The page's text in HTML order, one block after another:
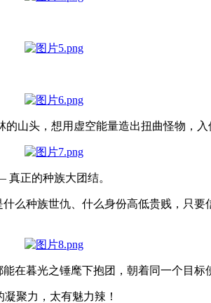
山头，想用虚空能量造出扭曲怪物，入
正的种族大团结。
么种族世仇、什么身份高低贵贱，只
在暮光之锤麾下抱团，朝着同一个目标
聚力，太有魅力辣！